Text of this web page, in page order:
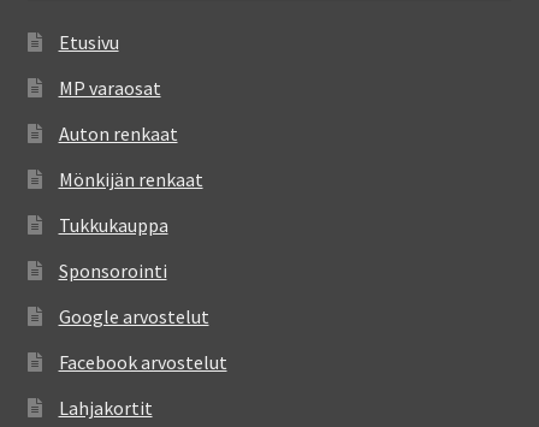
Etusivu
MP varaosat
Auton renkaat
Mönkijän renkaat
Tukkukauppa
Sponsorointi
Google arvostelut
Facebook arvostelut
Lahjakortit